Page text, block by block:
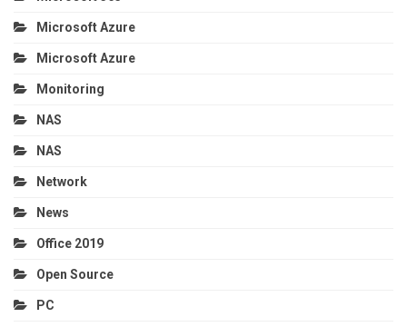
Microsoft Azure
Microsoft Azure
Monitoring
NAS
NAS
Network
News
Office 2019
Open Source
PC